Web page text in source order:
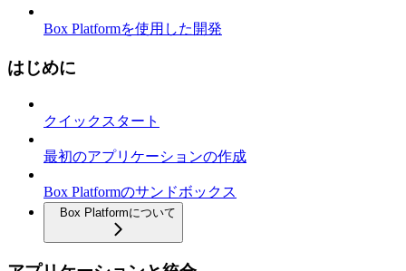
Box Platformを使用した開発
はじめに
クイックスタート
最初のアプリケーションの作成
Box Platformのサンドボックス
Box Platformについて